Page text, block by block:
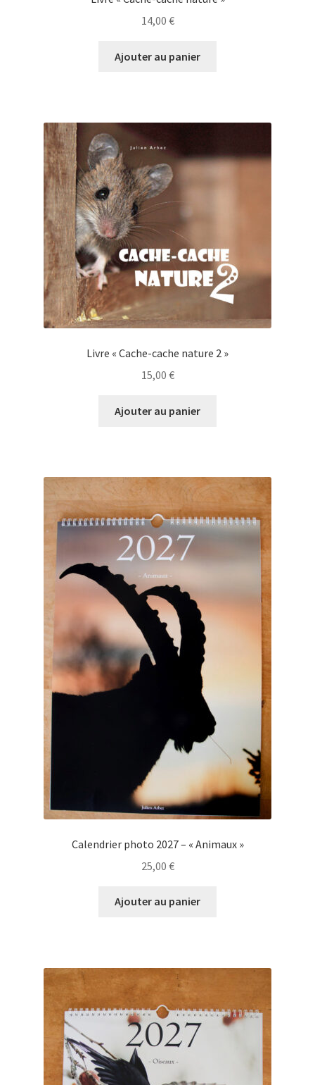
14,00 €
Ajouter au panier
Livre « Cache-cache nature 2 »
15,00 €
Ajouter au panier
Calendrier photo 2027 – « Animaux »
25,00 €
Ajouter au panier